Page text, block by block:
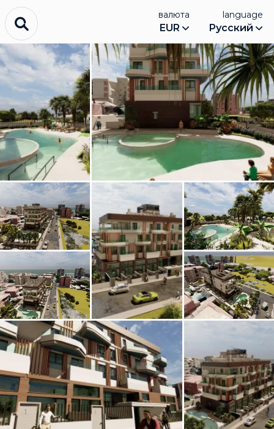
валюта
EUR
language
Русский